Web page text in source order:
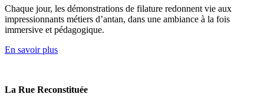
Chaque jour, les démonstrations de filature redonnent vie aux
impressionnants métiers d’antan, dans une ambiance à la fois
immersive et pédagogique.
En savoir plus
La Rue Reconstituée